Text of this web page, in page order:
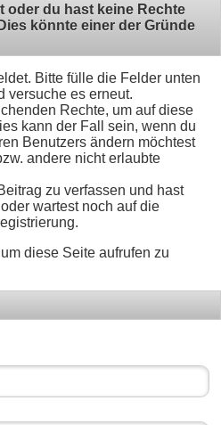
oder du hast keine Rechte
könnte einer der Gründe
Bitte fülle die Felder unten
versuche es erneut.
Rechte, um auf diese
kann der Fall sein, wenn du
Benutzers ändern möchtest
andere nicht erlaubte
zu verfassen und hast
wartest noch auf die
diese Seite aufrufen zu